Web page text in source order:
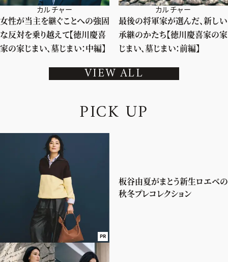
カルチャー
女性が当主を継ぐことへの強固
な反対を乗り越えて【徳川慶喜
家の家じまい、墓じまい：中編】
カルチャー
最後の将軍家が選んだ、新しい
承継のかたち【徳川慶喜家の家
じまい、墓じまい：前編】
VIEW ALL
PICK UP
PR
板谷由夏がまとう新生ロエベの
秋冬プレコレクション